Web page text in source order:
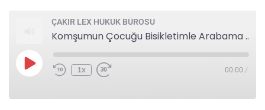
ÇAKIR LEX HUKUK BÜROSU
Komşumun Çocuğu Bisikletimle Arabama Çarptı: Küçük Maddi Hasarları Kim Öder?
1x 00:00 /